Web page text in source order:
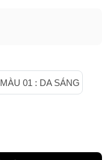
MÀU 01 : DA SÁNG